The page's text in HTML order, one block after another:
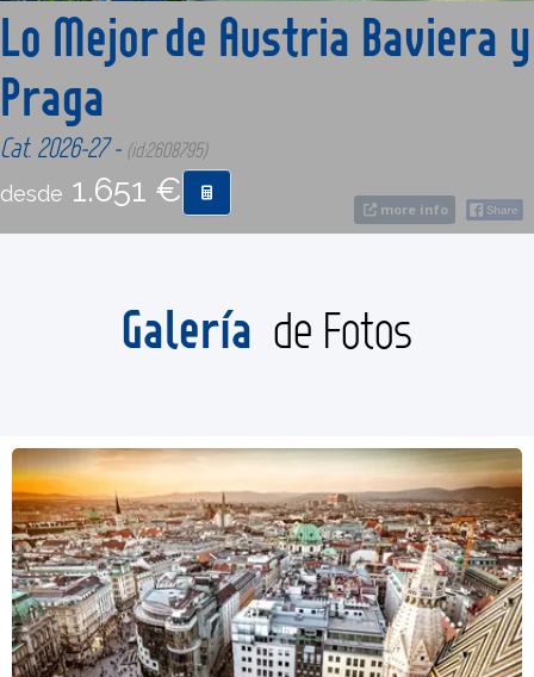
COMPRAR
more info
Lo Mejor de Austria Baviera y
Praga
Cat. 2026-27 - (id:2608795)
desde 1.651 €
Galería de Fotos